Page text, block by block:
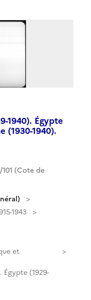
1940). Égypte
(1930-1940).
101 (Cote de
1943
et
Égypte (1929-